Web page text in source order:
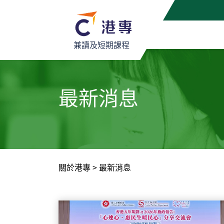
兼讀及短期課程
最新消息
關於港專> 最新消息